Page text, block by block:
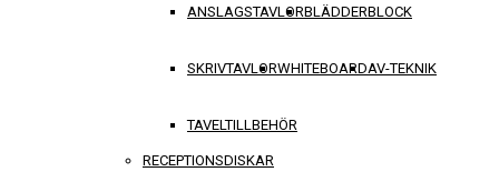
ANSLAGSTAVLORBLÄDDERBLOCK
SKRIVTAVLORWHITEBOARDAV-TEKNIK
TAVELTILLBEHÖR
RECEPTIONSDISKAR